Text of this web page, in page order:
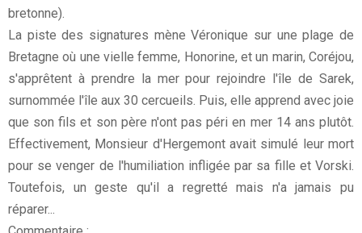
bretonne).
La piste des signatures mène Véronique sur une plage de
Bretagne où une vielle femme, Honorine, et un marin, Coréjou,
s'apprêtent à prendre la mer pour rejoindre l'île de Sarek,
surnommée l'île aux 30 cercueils. Puis, elle apprend avec joie
que son fils et son père n'ont pas péri en mer 14 ans plutôt.
Effectivement, Monsieur d'Hergemont avait simulé leur mort
pour se venger de l'humiliation infligée par sa fille et Vorski.
Toutefois, un geste qu'il a regretté mais n'a jamais pu
réparer...